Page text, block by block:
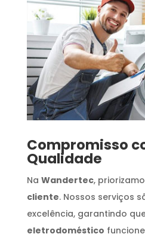
Compromisso
Qualidade
Na Wandertec,
cliente. Nossos serviços
excelência, garantindo
eletrodoméstico